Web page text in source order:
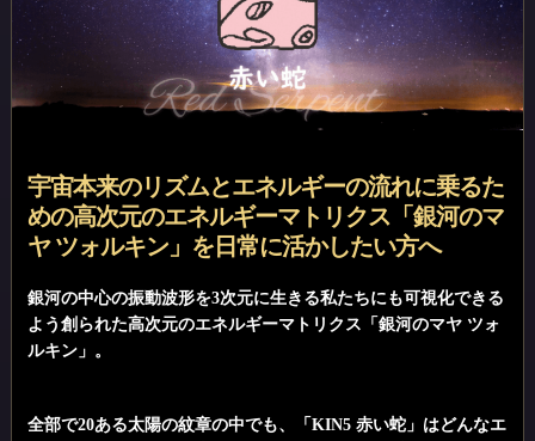
宇宙本来のリズムとエネルギーの流れに乗るた
めの高次元のエネルギーマトリクス「銀河のマ
ヤ ツォルキン」を日常に活かしたい方へ
銀河の中心の振動波形を3次元に生きる私たちにも可視化できる
よう創られた高次元のエネルギーマトリクス「銀河のマヤ ツォ
ルキン」。
全部で20ある太陽の紋章の中でも、「KIN5 赤い蛇」はどんなエ